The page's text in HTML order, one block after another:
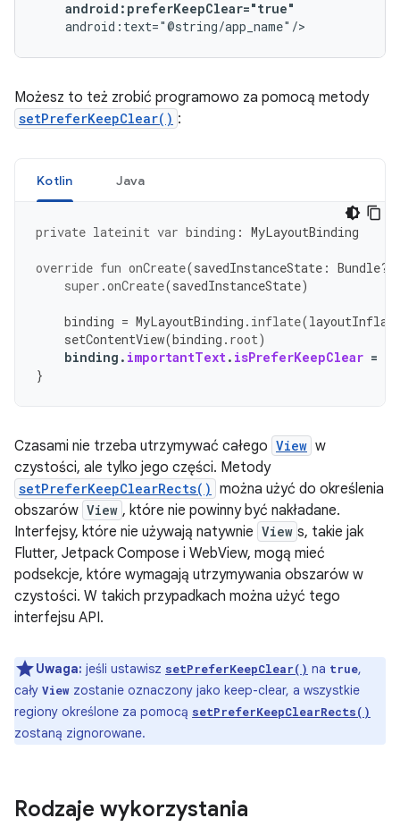
android:preferKeepClear="true"
Możesz to też zrobić programowo za pomocą metody
setPreferKeepClear() :
Kotlin Java
private lateinit var binding : MyLayoutBinding
override fun onCreate(savedInstanceState : Bundle?)
super .onCreate(savedInstanceState)
binding = MyLayoutBinding . inflate(
setContentView(binding . root)
binding . importantText. isPreferKeepClear =
}
Czasami nie trzeba utrzymywać całego View w
czystości, ale tylko jego części. Metody
setPreferKeepClearRects() można użyć do określenia
obszarów View , które nie powinny być nakładane.
Interfejsy, które nie używają natywnie View s, takie jak
Flutter, Jetpack Compose i WebView, mogą mieć
podsekcje, które wymagają utrzymywania obszarów w
czystości. W takich przypadkach można użyć tego
interfejsu API.
Uwaga: jeśli ustawisz setPreferKeepClear() na true,
cały View zostanie oznaczony jako keep-clear, a wszystkie
regiony określone za pomocą setPreferKeepClearRects()
zostaną zignorowane.
Rodzaje wykorzystania